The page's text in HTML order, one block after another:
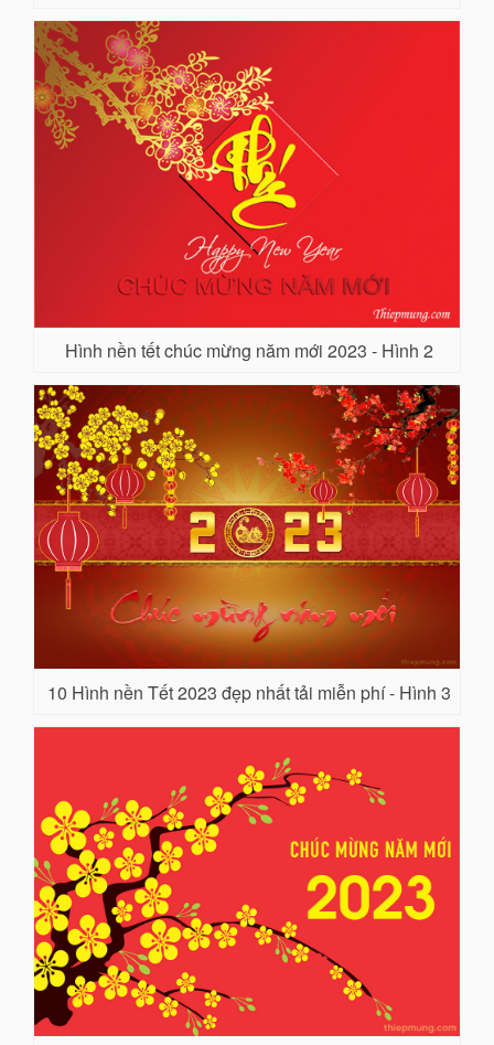
Hình nền tết chúc mừng năm mới 2023 - Hình 2
10 Hình nền Tết 2023 đẹp nhất tải miễn phí - Hình 3